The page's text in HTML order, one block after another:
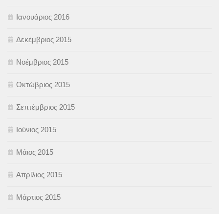
Ιανουάριος 2016
Δεκέμβριος 2015
Νοέμβριος 2015
Οκτώβριος 2015
Σεπτέμβριος 2015
Ιούνιος 2015
Μάιος 2015
Απρίλιος 2015
Μάρτιος 2015